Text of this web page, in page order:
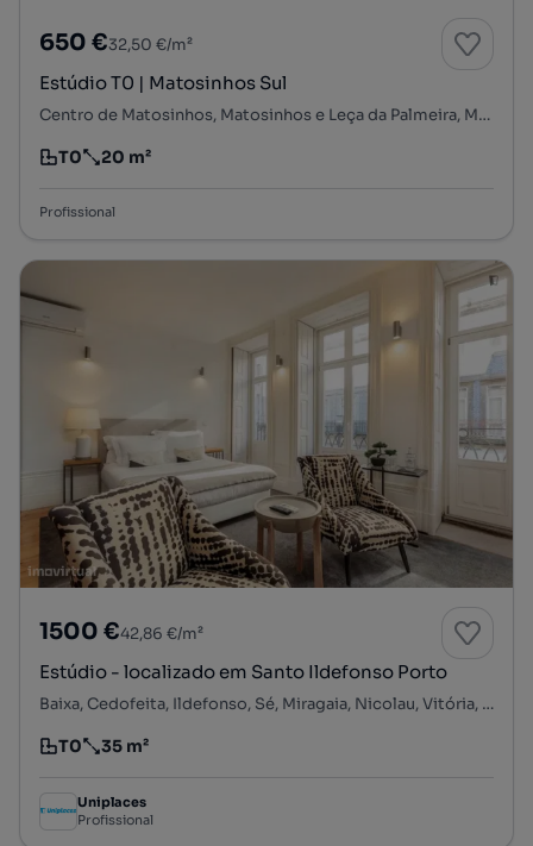
650 €32,50 €/m²
Estúdio T0 | Matosinhos Sul
Centro de Matosinhos, Matosinhos e Leça da Palmeira, Matosinhos, Porto
Tipologia
T0
Preço por metro quadrado
20 m²
Profissional
1500 €42,86 €/m²
Estúdio - localizado em Santo Ildefonso Porto
Baixa, Cedofeita, Ildefonso, Sé, Miragaia, Nicolau, Vitória, Porto, Porto
Tipologia
T0
Preço por metro quadrado
35 m²
Uniplaces
Profissional